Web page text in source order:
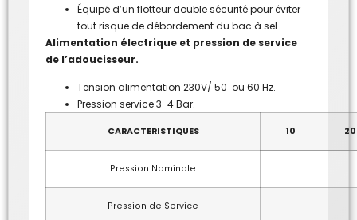
Équipé d’un flotteur double sécurité pour éviter
tout risque de débordement du bac à sel.
Alimentation électrique et pression de service
de l’adoucisseur.
Tension alimentation 230V/ 50 ou 60 Hz.
Pression service 3-4 Bar.
CARACTERISTIQUES 10 20
Pression Nominale
Pression de Service